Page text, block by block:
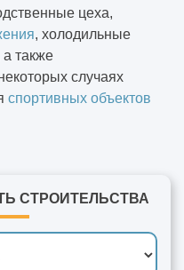
цеха,
, холодильные
также
случаях
спортивных объектов
СТРОИТЕЛЬСТВА